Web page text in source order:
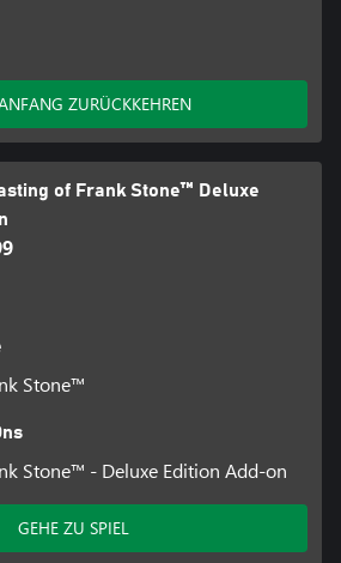
ZURÜCKKEHREN
of Frank Stone™ Deluxe
Stone™
Stone™ - Deluxe Edition Add-on
GEHE ZU SPIEL